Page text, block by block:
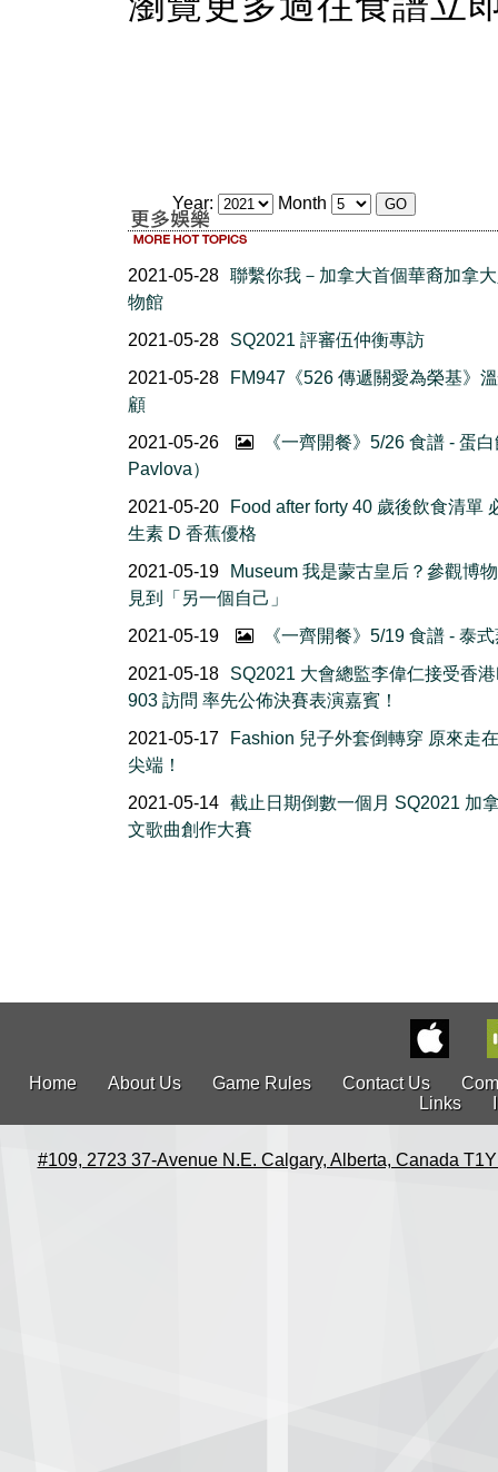
Year: Month
2021-05-28 聯繫你我－加拿大首個華裔加拿
物館
2021-05-28
SQ2021 評審伍仲衡專訪
2021-05-28
FM947《526 傳遞關愛為榮基》
顧
2021-05-26
《一齊開餐》5/26 食譜 - 蛋
Pavlova）
2021-05-20
Food after forty 40 歲後飲食清單
生素 D 香蕉優格
2021-05-19
Museum 我是蒙古皇后？參觀博
見到「另一個自己」
2021-05-19
《一齊開餐》5/19 食譜 - 泰
2021-05-18
SQ2021 大會總監李偉仁接受香
903 訪問 率先公佈決賽表演嘉賓！
2021-05-17
Fashion 兒子外套倒轉穿 原來走
尖端！
2021-05-14 截止日期倒數一個月 SQ2021 加
文歌曲創作大賽
Home About Us Game Rules Contact Us
Links
#109, 2723 37-Avenue N.E. Calgary, Alberta, Canada